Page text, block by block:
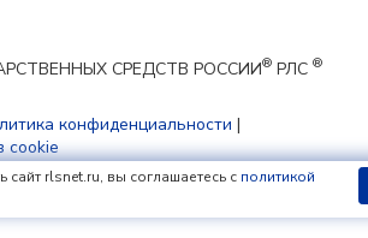
СРЕДСТВ РОССИИ® РЛС ®
конфиденциальности |
cookie
rlsnet.ru, вы соглашаетесь с политикой